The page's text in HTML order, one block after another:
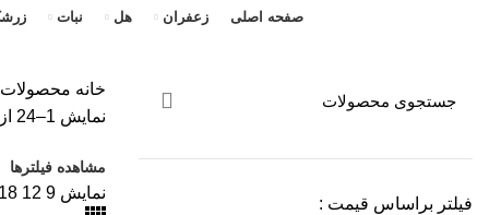
صفحه اصلی زعفران هل نبات
فیلتر براساس قیمت :
خانه محصولات
نمایش 1–24 از 41 نتیجه
مشاهده فیلترها
نمایش 9
12
18